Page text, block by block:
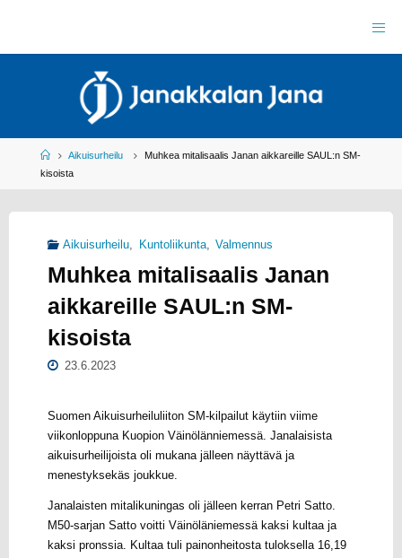
AN
RY
HomeAikuisurheilu
Muhkea mitalisaalis Janan aikkareille SAUL:n SM-
kisoista
Aikuisurheilu, Kuntoliikunta, Valmennus
Muhkea mitalisaalis Janan
aikkareille SAUL:n SM-
kisoista
23.6.2023
Suomen Aikuisurheiluliiton SM-kilpailut käytiin viime
viikonloppuna Kuopion Väinölänniemessä. Janalaisista
aikuisurheilijoista oli mukana jälleen näyttävä ja
menestyksekäs joukkue.
Janalaisten mitalikuningas oli jälleen kerran Petri Satto.
M50-sarjan Satto voitti Väinöläniemessä kaksi kultaa ja
kaksi pronssia. Kultaa tuli painonheitosta tuloksella 16,19